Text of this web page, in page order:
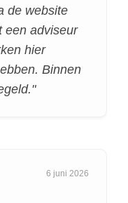
de website
een adviseur
hier
Binnen
6 juni 2026